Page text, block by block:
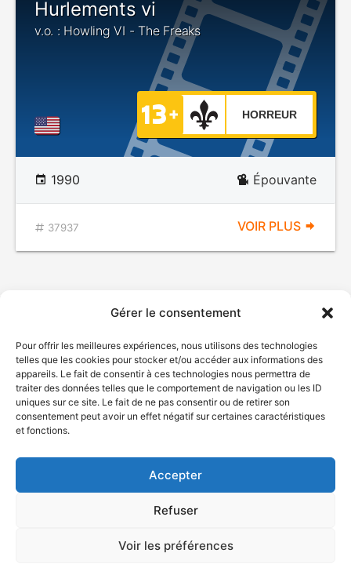
Gérer le consentement
Pour offrir les meilleures expériences, nous utilisons des technologies
telles que les cookies pour stocker et/ou accéder aux informations des
appareils. Le fait de consentir à ces technologies nous permettra de
traiter des données telles que le comportement de navigation ou les ID
uniques sur ce site. Le fait de ne pas consentir ou de retirer son
consentement peut avoir un effet négatif sur certaines caractéristiques
et fonctions.
Accepter
Refuser
Voir les préférences
Hurlements vi
v.o. : Howling VI - The Freaks
HORREUR
1990 Épouvante
37937 VOIR PLUS
© Gouvernement du Québec, 2026
Plan du site
Accessibilité
Accès à l'information
Déclaration de services